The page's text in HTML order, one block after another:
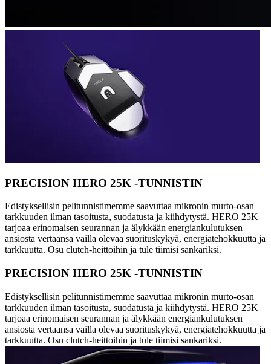
PRECISION HERO 25K -TUNNISTIN
Edistyksellisin pelitunnistimemme saavuttaa mikronin murto-osan
tarkkuuden ilman tasoitusta, suodatusta ja kiihdytystä. HERO 25K
tarjoaa erinomaisen seurannan ja älykkään energiankulutuksen
ansiosta vertaansa vailla olevaa suorituskykyä, energiatehokkuutta ja
tarkkuutta. Osu clutch-heittoihin ja tule tiimisi sankariksi.
PRECISION HERO 25K -TUNNISTIN
Edistyksellisin pelitunnistimemme saavuttaa mikronin murto-osan
tarkkuuden ilman tasoitusta, suodatusta ja kiihdytystä. HERO 25K
tarjoaa erinomaisen seurannan ja älykkään energiankulutuksen
ansiosta vertaansa vailla olevaa suorituskykyä, energiatehokkuutta ja
tarkkuutta. Osu clutch-heittoihin ja tule tiimisi sankariksi.